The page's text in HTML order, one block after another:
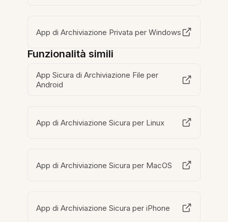
App di Archiviazione Privata per Windows
Funzionalità simili
App Sicura di Archiviazione File per
Android
App di Archiviazione Sicura per Linux
App di Archiviazione Sicura per MacOS
App di Archiviazione Sicura per iPhone